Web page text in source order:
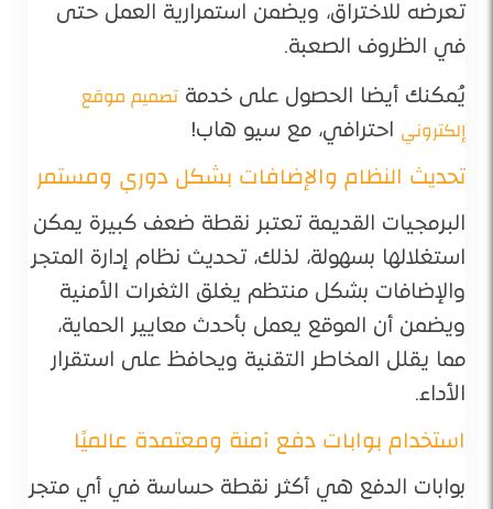
تعرضه للاختراق، ويضمن استمرارية العمل حتى
في الظروف الصعبة.
يُمكنك أيضا الحصول على خدمة تصميم موقع
إلكتروني احترافي، مع سيو هاب!
تحديث النظام والإضافات بشكل دوري ومستمر
البرمجيات القديمة تعتبر نقطة ضعف كبيرة يمكن
استغلالها بسهولة، لذلك، تحديث نظام إدارة المتجر
والإضافات بشكل منتظم يغلق الثغرات الأمنية
ويضمن أن الموقع يعمل بأحدث معايير الحماية،
مما يقلل المخاطر التقنية ويحافظ على استقرار
الأداء.
استخدام بوابات دفع آمنة ومعتمدة عالميًا
بوابات الدفع هي أكثر نقطة حساسة في أي متجر